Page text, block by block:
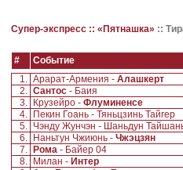
Супер-экспресс :: «Пятнашка» ::
# Событие
1. Арарат-Армения - Алашкерт
2. Сантос - Баия
3.
Крузейро - Флуминенсе
4.
Пекин Гоань - Тяньцзинь Тайгер
5. Чэнду Жунчэн - Шаньдун
6.
Наньтун Чжиюнь - Чжэцзян
7.
Рома - Байер 04
8.
Милан - Интер